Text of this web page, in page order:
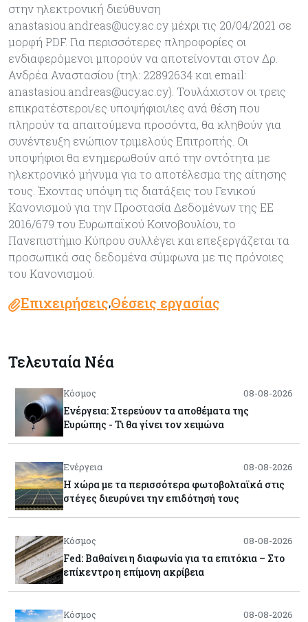
στην ηλεκτρονική διεύθυνση
anastasiou.andreas@ucy.ac.cy μέχρι τις 20/04/2021 σε
μορφή PDF. Για περισσότερες πληροφορίες οι
ενδιαφερόμενοι μπορούν να αποτείνονται στον Δρ.
Ανδρέα Αναστασίου (τηλ: 22892634 και email:
anastasiou.andreas@ucy.ac.cy). Τουλάχιστον οι τρεις
επικρατέστεροι/ες υποψήφιοι/ιες ανά θέση που
πληρούν τα απαιτούμενα προσόντα, θα κληθούν για
συνέντευξη ενώπιον τριμελούς Επιτροπής. Οι
υποψήφιοι θα ενημερωθούν από την οντότητα με
ηλεκτρονικό μήνυμα για το αποτέλεσμα της αίτησης
τους. Έχοντας υπόψη τις διατάξεις του Γενικού
Κανονισμού για την Προστασία Δεδομένων της ΕΕ
2016/679 του Ευρωπαϊκού Κοινοβουλίου, το
Πανεπιστήμιο Κύπρου συλλέγει και επεξεργάζεται τα
προσωπικά σας δεδομένα σύμφωνα με τις πρόνοιες
του Κανονισμού.
Επιχειρήσεις,Θέσεις εργασίας
Τελευταία Νέα
Κόσμος 08-08-2026
Ενέργεια: Στερεύουν τα αποθέματα της
Ευρώπης - Τι θα γίνει τον χειμώνα
Ενέργεια 08-08-2026
Η χώρα με τα περισσότερα φωτοβολταϊκά στις
στέγες διευρύνει την επιδότησή τους
Κόσμος 08-08-2026
Fed: Βαθαίνει η διαφωνία για τα επιτόκια – Στο
επίκεντρο η επίμονη ακρίβεια
Κόσμος 08-08-2026